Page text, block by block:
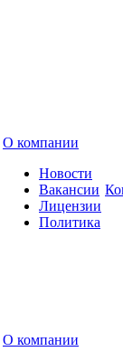
О компании
Новости
Вакансии
Лицензии
Политика
О компании